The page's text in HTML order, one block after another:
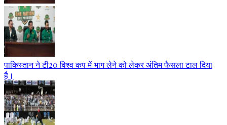
पाकिस्तान ने टी20 विश्व कप में भाग लेने को लेकर अंतिम फैसला टाल दिया
है।